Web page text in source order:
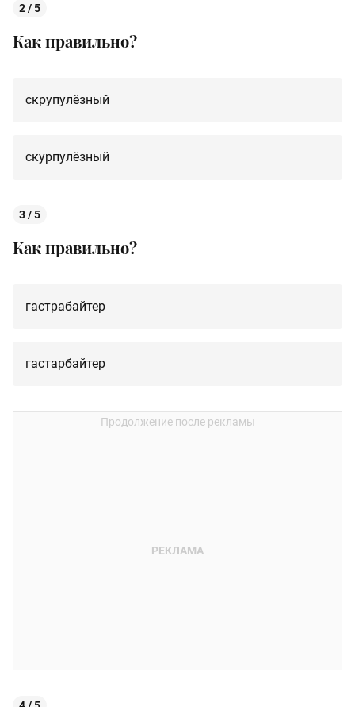
2 / 5
Как правильно?
скрупулёзный
скурпулёзный
3 / 5
Как правильно?
гастрабайтер
гастарбайтер